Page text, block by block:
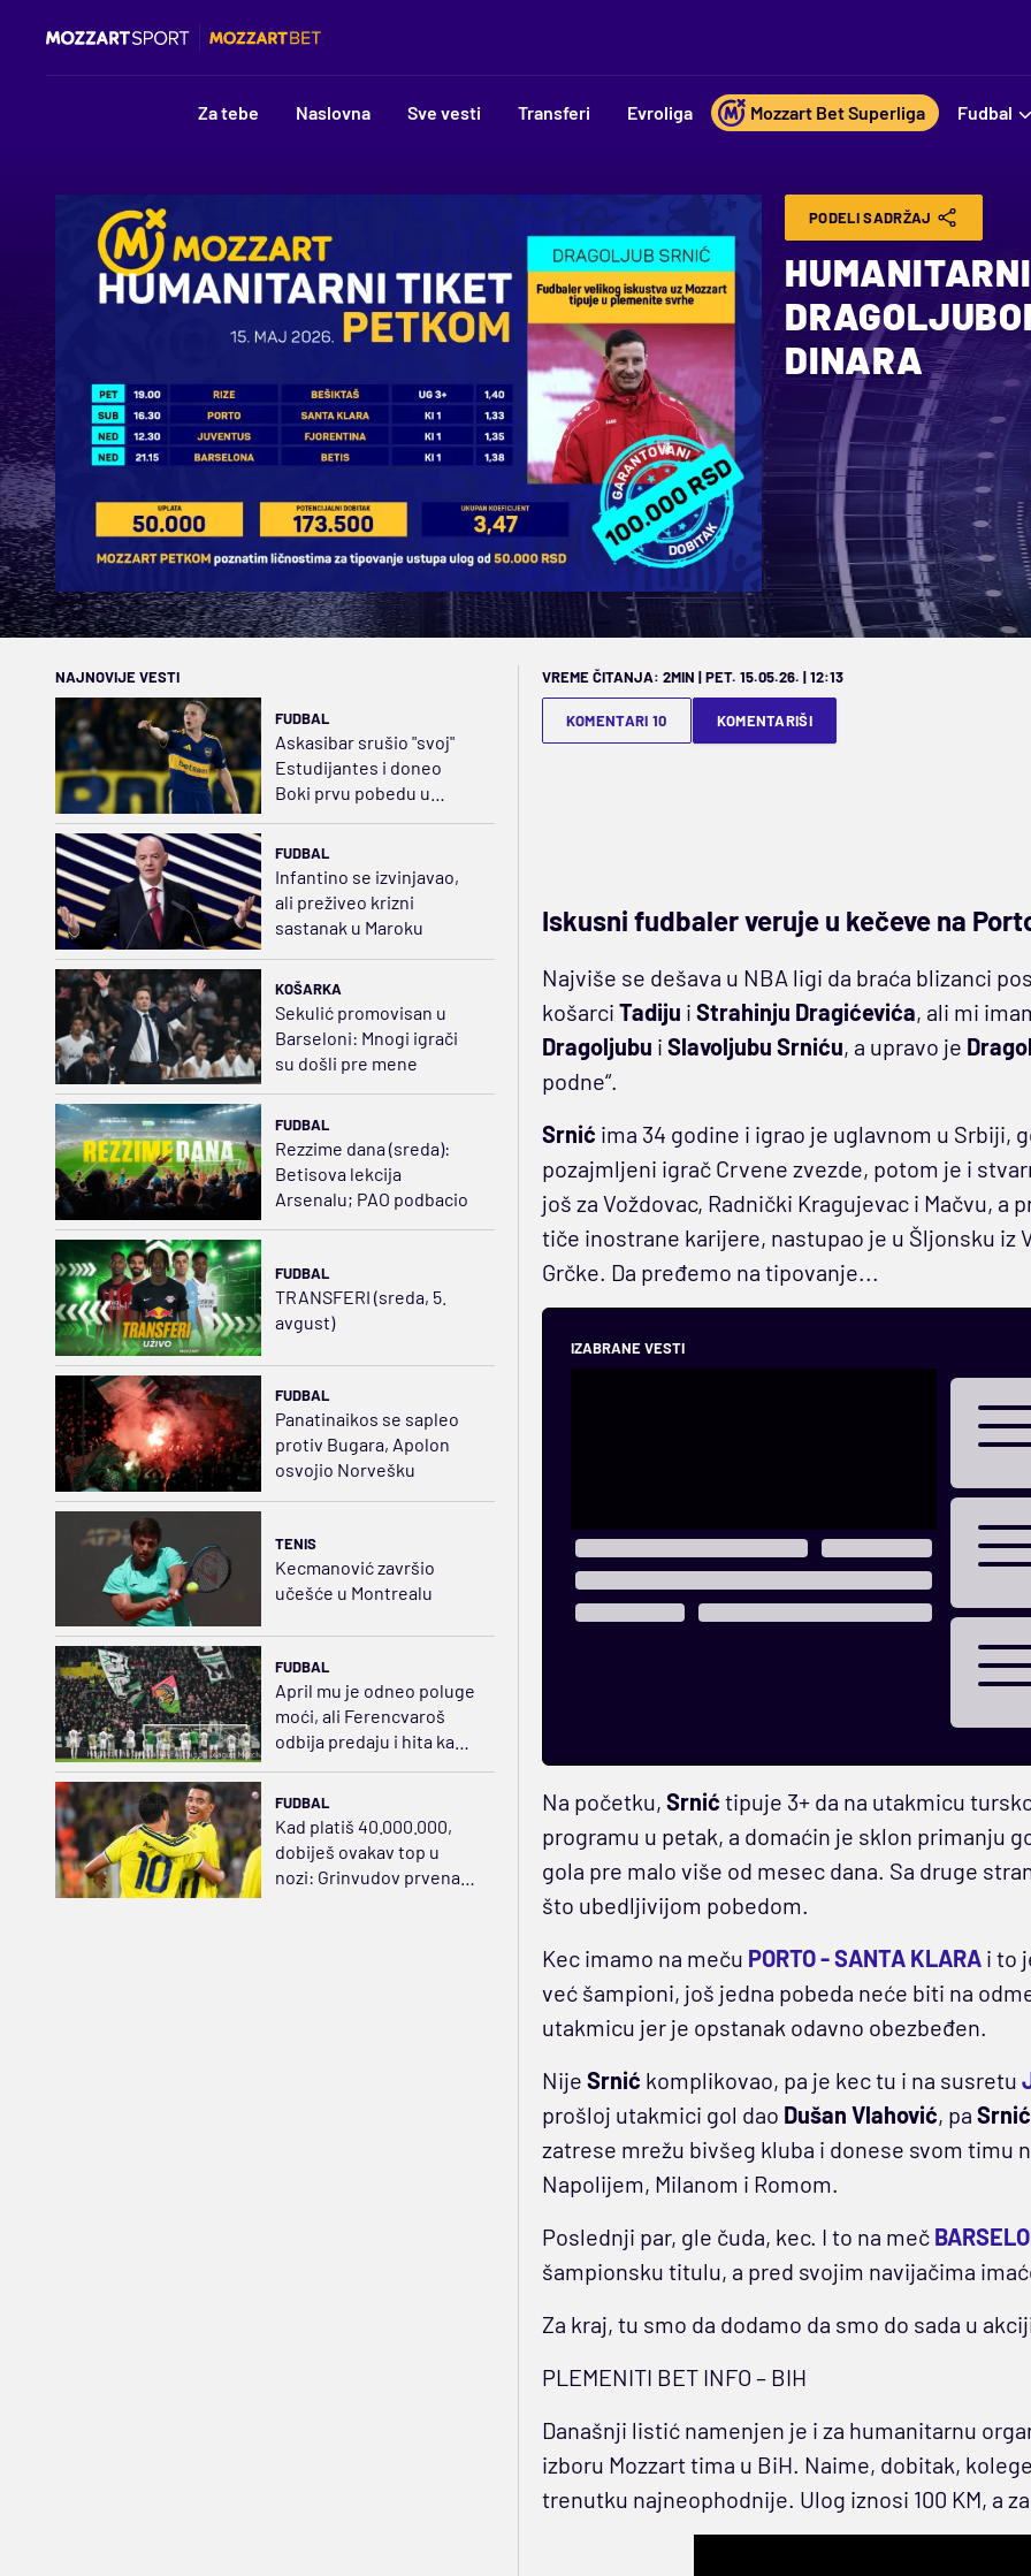
Za tebe Naslovna Sve vesti Transferi Evroliga Mozzart Bet Superliga Fudbal
PODELI SADRŽAJ
DINARA
NAJNOVIJE VESTI
FUDBAL
Askasibar srušio "svoj"
Estudijantes i doneo
Boki prvu pobedu u
FUDBAL
Infantino se izvinjavao,
ali preživeo krizni
sastanak u Maroku
KOŠARKA
Sekulić promovisan u
Barseloni: Mnogi igrači
su došli pre mene
FUDBAL
Rezzime dana (sreda):
Betisova lekcija
Arsenalu; PAO podbacio
FUDBAL
TRANSFERI (sreda, 5.
avgust)
FUDBAL
Panatinaikos se sapleo
protiv Bugara, Apolon
osvojio Norvešku
TENIS
Kecmanović završio
učešće u Montrealu
FUDBAL
April mu je odneo poluge
moći, ali Ferencvaroš
odbija predaju i hita ka
FUDBAL
Kad platiš 40.000.000,
dobiješ ovakav top u
nozi: Grinvudov prvenac,
VREME ČITANJA: 2MIN | PET. 15.05.26. | 12:13
KOMENTARI 10 KOMENTARIŠI
Iskusni fudbaler veruje u kečeve na
Najviše se dešava u NBA ligi da braća blizanci
košarci Tadiju i Strahinju Dragićevića, ali mi
Dragoljubu i Slavoljubu Srniću, a upravo je
podne“.
Srnić ima 34 godine i igrao je uglavnom u Srbiji,
pozajmljeni igrač Crvene zvezde, potom je i
još za Voždovac, Radnički Kragujevac i Mačvu,
tiče inostrane karijere, nastupao je u Šljonsku iz
Grčke. Da pređemo na tipovanje...
IZABRANE VESTI
Na početku, Srnić tipuje 3+ da na utakmicu
programu u petak, a domaćin je sklon primanju
gola pre malo više od mesec dana. Sa druge
što ubedljivijom pobedom.
Kec imamo na meču PORTO - SANTA KLARAi to
već šampioni, još jedna pobeda neće biti na
utakmicu jer je opstanak odavno obezbeđen.
Nije Srnić komplikovao, pa je kec tu i na susretu
prošloj utakmici gol dao Dušan Vlahović, pa Srnić
zatrese mrežu bivšeg kluba i donese svom timu
Napolijem, Milanom i Romom.
Poslednji par, gle čuda, kec. I to na meč
šampionsku titulu, a pred svojim navijačima
Za kraj, tu smo da dodamo da smo do sada u
PLEMENITI BET INFO – BIH
Današnji listić namenjen je i za humanitarnu
izboru Mozzart tima u BiH. Naime, dobitak,
trenutku najneophodnije. Ulog iznosi 100 KM, a